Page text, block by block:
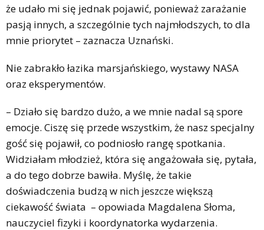
że udało mi się jednak pojawić, ponieważ zarażanie
pasją innych, a szczególnie tych najmłodszych, to dla
mnie priorytet – zaznacza Uznański.
Nie zabrakło łazika marsjańskiego, wystawy NASA
oraz eksperymentów.
– Działo się bardzo dużo, a we mnie nadal są spore
emocje. Ciszę się przede wszystkim, że nasz specjalny
gość się pojawił, co podniosło rangę spotkania.
Widziałam młodzież, która się angażowała się, pytała,
a do tego dobrze bawiła. Myślę, że takie
doświadczenia budzą w nich jeszcze większą
ciekawość świata – opowiada Magdalena Słoma,
nauczyciel fizyki i koordynatorka wydarzenia.